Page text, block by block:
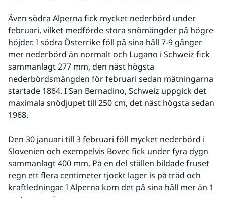
Även södra Alperna fick mycket nederbörd under
februari, vilket medförde stora snömängder på högre
höjder. I södra Österrike föll på sina håll 7-9 gånger
mer nederbörd än normalt och Lugano i Schweiz fick
sammanlagt 277 mm, den näst högsta
nederbördsmängden för februari sedan mätningarna
startade 1864. I San Bernadino, Schweiz uppgick det
maximala snödjupet till 250 cm, det näst högsta sedan
1968.
Den 30 januari till 3 februari föll mycket nederbörd i
Slovenien och exempelvis Bovec fick under fyra dygn
sammanlagt 400 mm. På en del ställen bildade fruset
regn ett flera centimeter tjockt lager is på träd och
kraftledningar. I Alperna kom det på sina håll mer än 1